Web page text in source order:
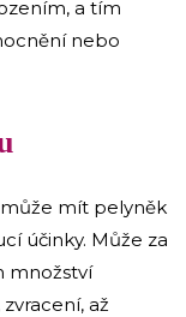
a tím
nebo
mít pelyněk
účinky. Může za
množství
až